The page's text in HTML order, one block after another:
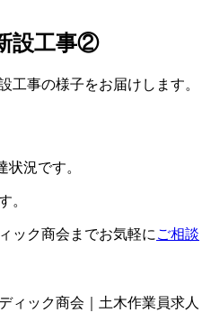
設工事②
工事の様子をお届けします。
況です。
。
ック商会までお気軽に ご相談
ィック商会｜土木作業員求人